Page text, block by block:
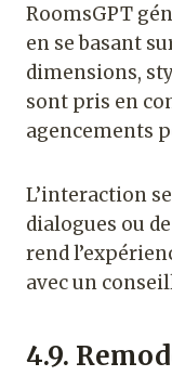
RoomsGPT
en se basant
dimensions,
sont pris en
agencements
L’interaction
dialogues ou
rend
avec un
4.9.